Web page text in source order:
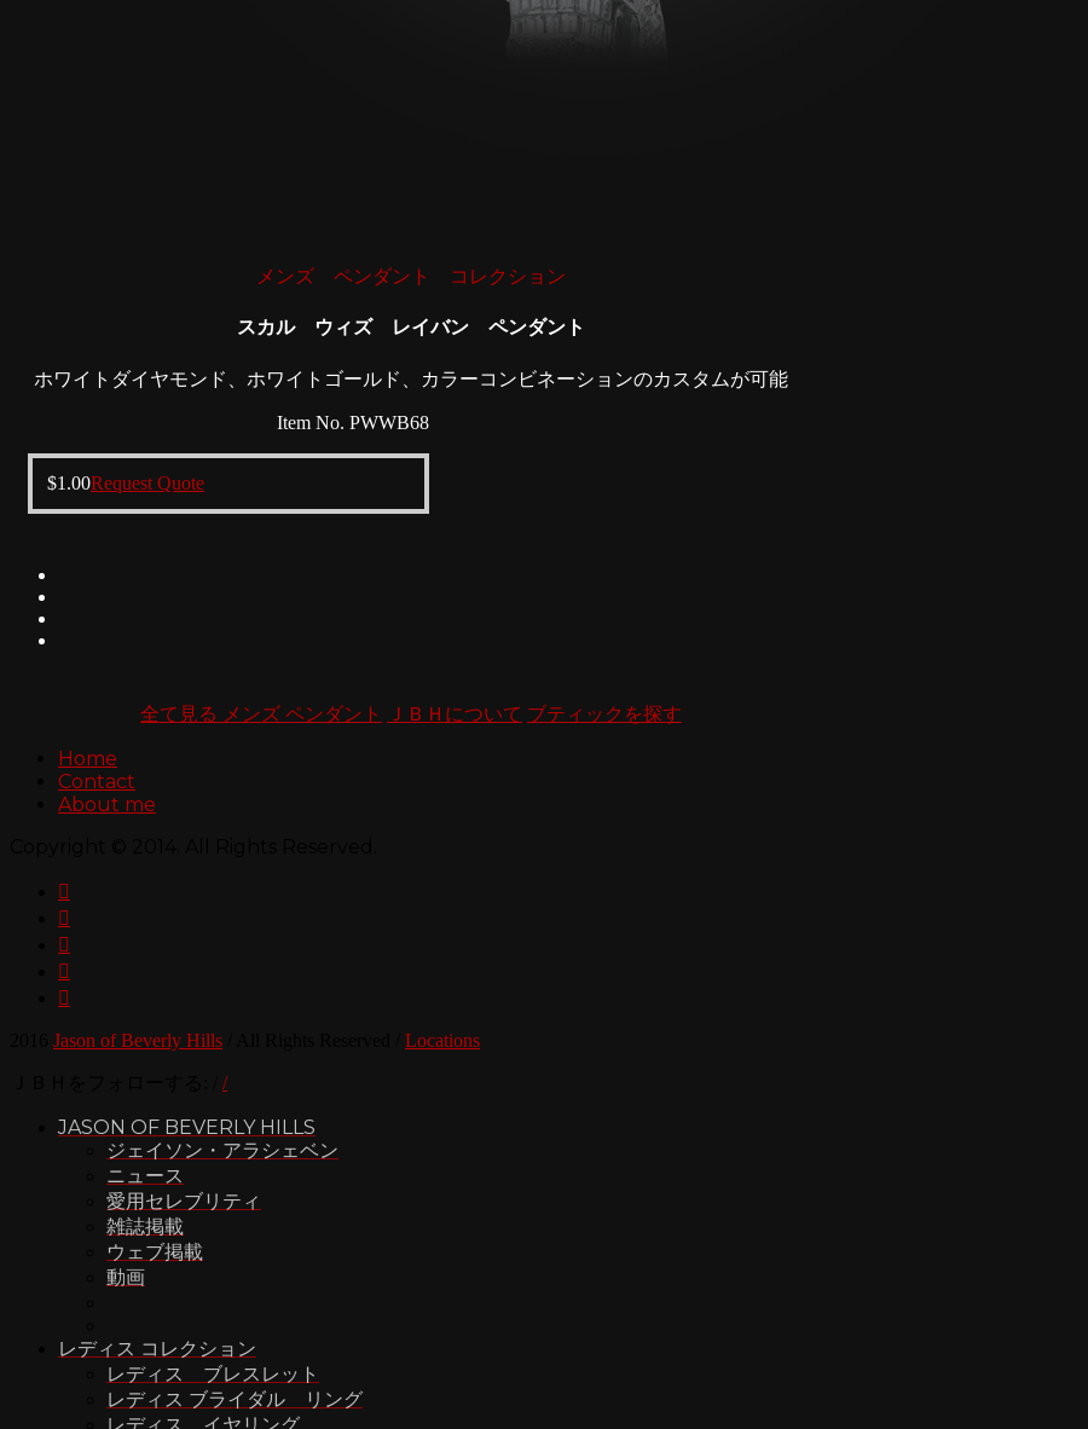
メンズ ペンダント コレクション
スカル ウィズ レイバン ペンダント
ホワイトダイヤモンド、ホワイトゴールド、カラーコンビネーションのカスタムが可能
Item No. PWWB68
$1.00Request Quote
全て見る メンズ ペンダント ＪＢＨについて ブティックを探す
Home
Contact
About me





Jason of Beverly Hills Locations
/
JASON OF BEVERLY HILLS
ジェイソン・アラシェベン
ニュース
愛用セレブリティ
雑誌掲載
ウェブ掲載
動画
レディス コレクション
レディス ブレスレット
レディス ブライダル リング
レディス イヤリング